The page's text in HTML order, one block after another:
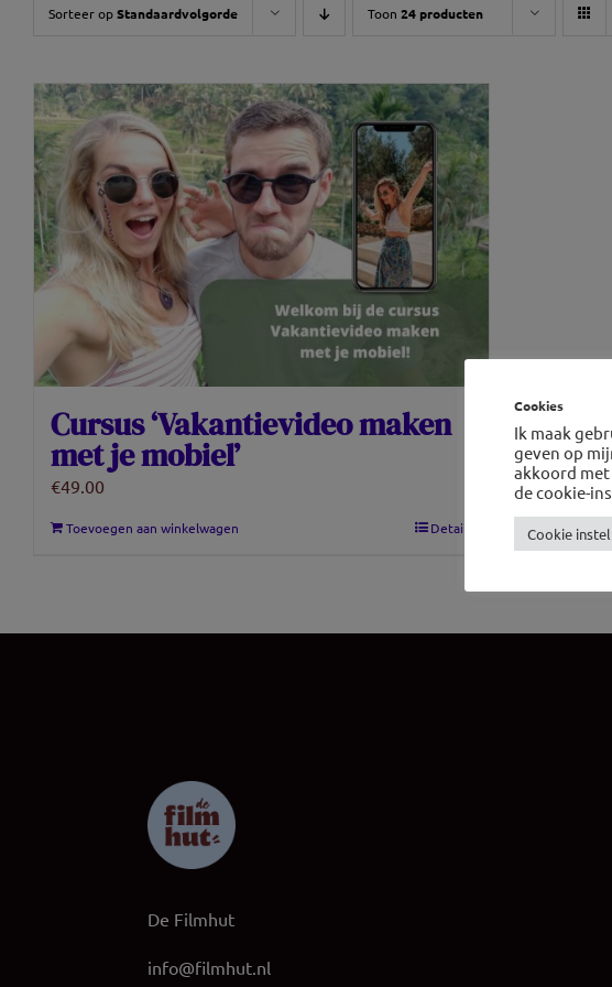
Sorteer opStandaardvolgorde Toon 24 producten
Cursus ‘Vakantievideo maken
met je mobiel’
€49.00
Toevoegen aan winkelwagen Details
De Filmhut
info@filmhut.nl
Cookies
Ik maak
geven op
akkoord
de cookie-
Cookie